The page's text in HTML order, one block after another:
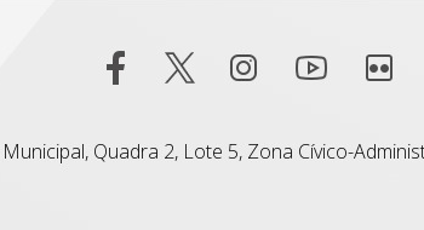
Quadra 2, Lote 5, Zona Cívico-